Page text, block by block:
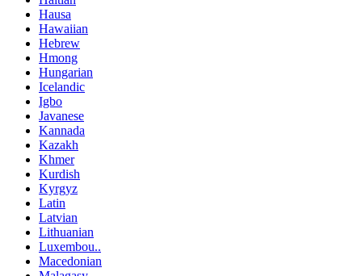
Hausa
Hawaiian
Hebrew
Hmong
Hungarian
Icelandic
Igbo
Javanese
Kannada
Kazakh
Khmer
Kurdish
Kyrgyz
Latin
Latvian
Lithuanian
Luxembou..
Macedonian